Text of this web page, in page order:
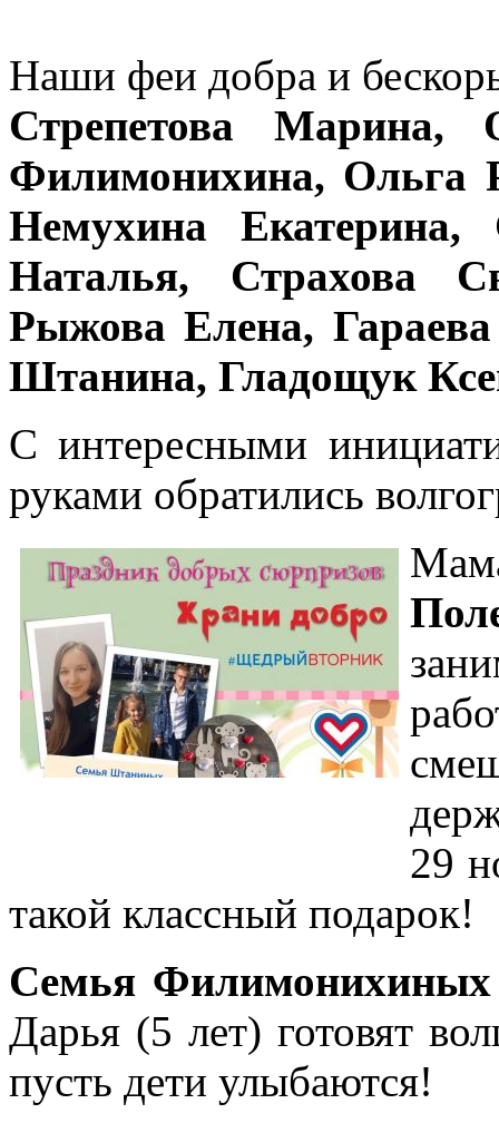
Наши феи добра и
Стрепетова Марина,
Филимонихина, Ольга
Немухина
Наталья, Страхова
Рыжова Елена,
Штанина, Гладощук
С интересными
руками обратились
29
такой классный подарок!
Семья Филимонихиных
Дарья (5 лет) готовят
пусть дети улыбаются!